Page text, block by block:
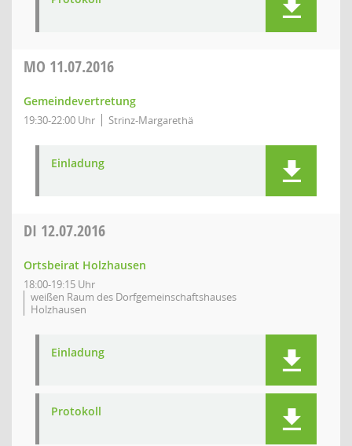
MO 11.07.2016
Gemeindevertretung
19:30-22:00 Uhr Strinz-Margarethä
Einladung
DI 12.07.2016
Ortsbeirat Holzhausen
18:00-19:15 Uhr
weißen Raum des Dorfgemeinschaftshauses
Holzhausen
Einladung
Protokoll